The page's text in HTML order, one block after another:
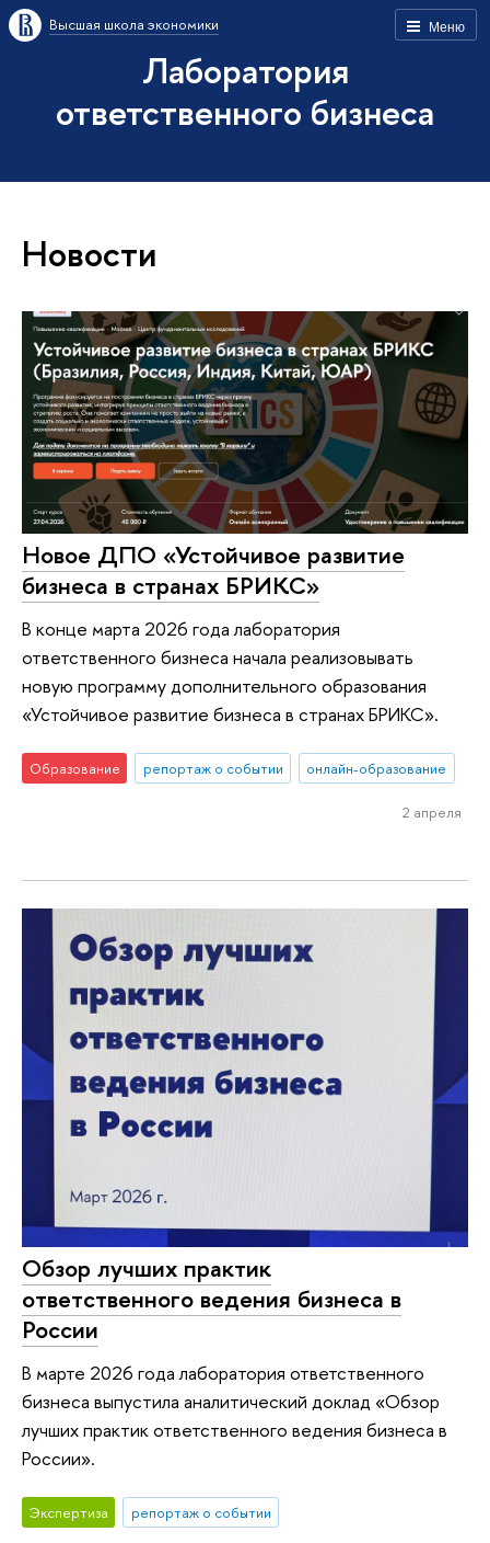
Меню
Высшая школа экономики
Лаборатория
ответственного бизнеса
Новости
Новое ДПО «Устойчивое развитие
бизнеса в странах БРИКС»
В конце марта 2026 года лаборатория
ответственного бизнеса начала реализовывать
новую программу дополнительного образования
«Устойчивое развитие бизнеса в странах БРИКС».
Образование репортаж о событии онлайн-образование
2 апреля
Обзор лучших практик
ответственного ведения бизнеса в
России
В марте 2026 года лаборатория ответственного
бизнеса выпустила аналитический доклад «Обзор
лучших практик ответственного ведения бизнеса в
России».
Экспертиза репортаж о событии